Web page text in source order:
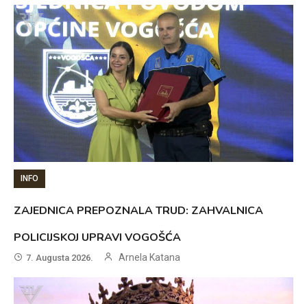
INFO
ZAJEDNICA PREPOZNALA TRUD: ZAHVALNICA
POLICIJSKOJ UPRAVI VOGOŠĆA
7. Augusta 2026. Arnela Katana